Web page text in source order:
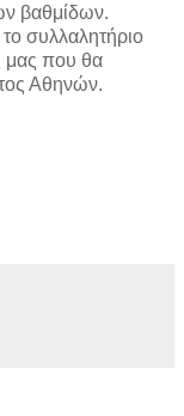
βαθμίδων.
συλλαλητήριο
μας που θα
Αθηνών.